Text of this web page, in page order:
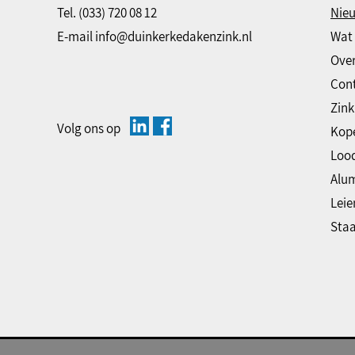
Tel. (033) 720 08 12
E-mailinfo@duinkerkedakenzink.nl
Volg ons op
Zink